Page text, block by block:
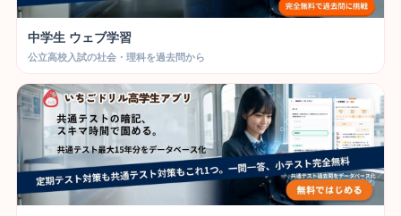
中学生 ウェブ学習
公立高校入試の社会・理科を過去問から